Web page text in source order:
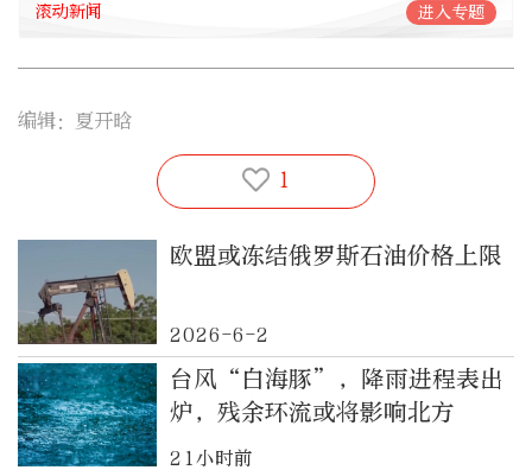
滚动新闻 进入专题
编辑：夏开晗
1
欧盟或冻结俄罗斯石油价格上限
2026-6-2
台风“白海豚”，降雨进程表出
炉，残余环流或将影响北方
21小时前